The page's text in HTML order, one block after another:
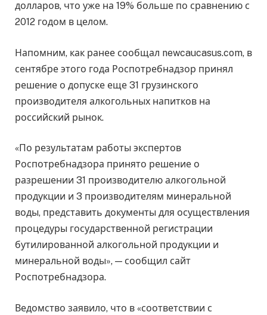
долларов, что уже на 19% больше по сравнению с
2012 годом в целом.
Напомним, как ранее сообщал newcaucasus.com, в
сентябре этого года Роспотребнадзор принял
решение о допуске еще 31 грузинского
производителя алкогольных напитков на
российский рынок.
«По результатам работы экспертов
Роспотребнадзора принято решение о
разрешении 31 производителю алкогольной
продукции и 3 производителям минеральной
воды, представить документы для осуществления
процедуры государственной регистрации
бутилированной алкогольной продукции и
минеральной воды», — сообщил сайт
Роспотребнадзора.
Ведомство заявило, что в «соответствии с